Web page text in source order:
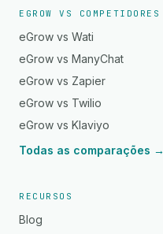
EGROW VS COMPETIDORES
eGrow vs Wati
eGrow vs ManyChat
eGrow vs Zapier
eGrow vs Twilio
eGrow vs Klaviyo
Todas as comparações →
RECURSOS
Blog